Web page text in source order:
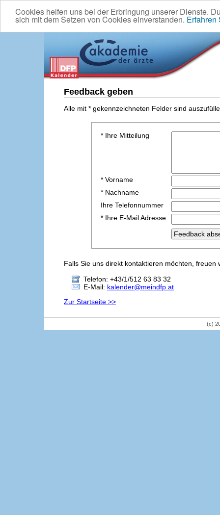
Cookies helfen uns bei der Erbringung unserer Dienste.
sich mit dem Setzen von Cookies einverstanden. Erfahren
Feedback geben
Alle mit * gekennzeichneten Felder sind
* Ihre Mitteilung
* Vorname
* Nachname
Ihre Telefonnummer
* Ihre E-Mail Adresse
Falls Sie uns direkt kontaktieren möchten,
Telefon: +43/1/512 63 83 32
E-Mail: kalender@meindfp.at
Zur Startseite >>
(c)